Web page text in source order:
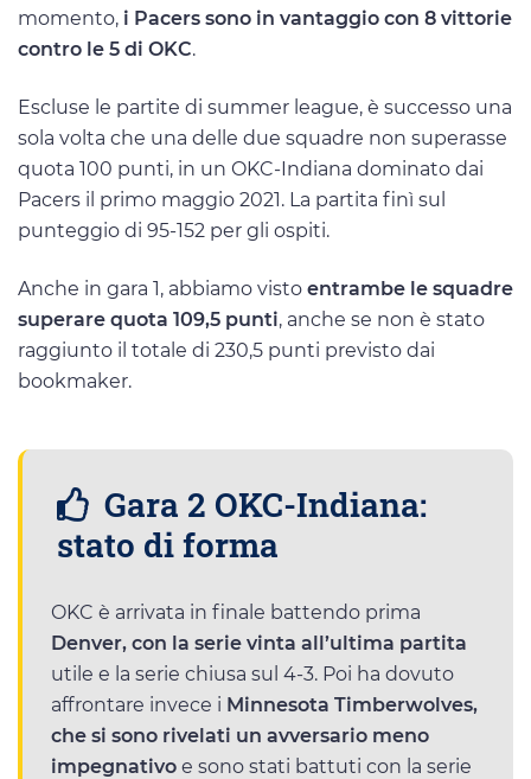
momento, i Pacers sono in vantaggio con 8 vittorie
contro le 5 di OKC.
Escluse le partite di summer league, è successo una
sola volta che una delle due squadre non superasse
quota 100 punti, in un OKC-Indiana dominato dai
Pacers il primo maggio 2021. La partita finì sul
punteggio di 95-152 per gli ospiti.
Anche in gara 1, abbiamo visto entrambe le squadre
superare quota 109,5 punti, anche se non è stato
raggiunto il totale di 230,5 punti previsto dai
bookmaker.
Gara 2 OKC-Indiana:
stato di forma
OKC è arrivata in finale battendo prima
Denver, con la serie vinta all’ultima partita
utile e la serie chiusa sul 4-3. Poi ha dovuto
affrontare invece i Minnesota Timberwolves,
che si sono rivelati un avversario meno
impegnativo e sono stati battuti con la serie